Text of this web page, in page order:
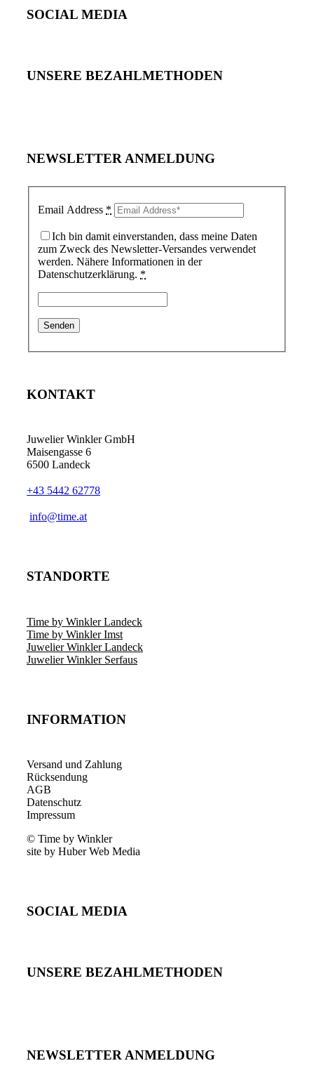
SOCIAL MEDIA
UNSERE BEZAHLMETHODEN
NEWSLETTER ANMELDUNG
Email Address *
Ich bin damit einverstanden, dass meine Daten
zum Zweck des Newsletter-Versandes verwendet
werden. Nähere Informationen in der
Datenschutzerklärung. *
KONTAKT
Juwelier Winkler GmbH
Maisengasse 6
6500 Landeck
+43 5442 62778
info@time.at
STANDORTE
Time by Winkler Landeck
Time by Winkler Imst
Juwelier Winkler Landeck
Juwelier Winkler Serfaus
INFORMATION
Versand und Zahlung
Rücksendung
AGB
Datenschutz
Impressum
© Time by Winkler
site by Huber Web Media
SOCIAL MEDIA
UNSERE BEZAHLMETHODEN
NEWSLETTER ANMELDUNG